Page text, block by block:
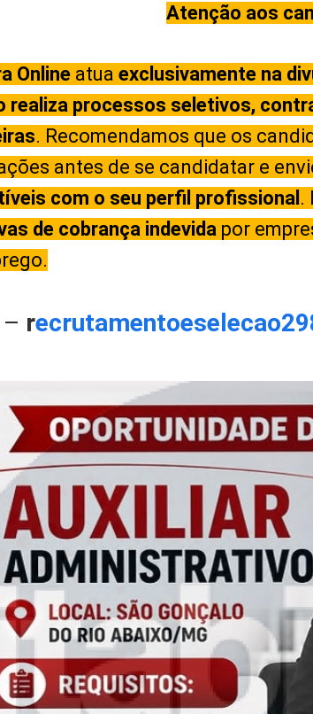
Atenção aos
Online atuaexclusivamente na
realiza processos seletivos,
. Recomendamos que os
antes de se candidatar e
com o seu perfil profissional .
de cobrança indevida por
r